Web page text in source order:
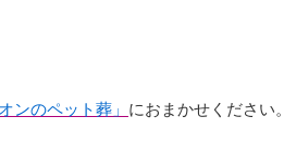
オンのペット葬」 におまかせください。